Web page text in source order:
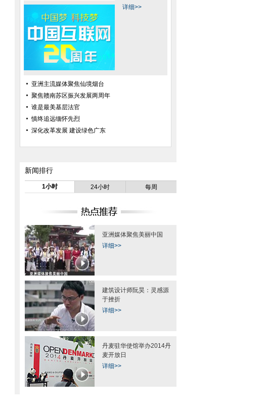
详细>>
亚洲主流媒体聚焦仙境烟台
聚焦赣南苏区振兴发展两周年
谁是最美基层法官
慎终追远缅怀先烈
深化改革发展 建设绿色广东
新闻排行
1小时 24小时 每周
亚洲媒体聚焦美丽中国
详细>>
建筑设计师阮昊：灵感源
于挫折
详细>>
丹麦驻华使馆举办2014丹
麦开放日
详细>>